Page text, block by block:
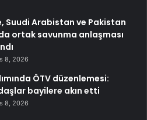
Suudi Arabistan ve Pakistan
ortak savunma anlaşması
8, 2026
ÖTV düzenlemesi:
bayilere akın etti
8, 2026